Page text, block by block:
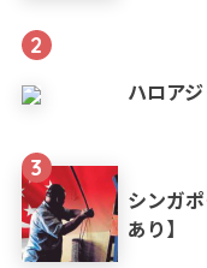
2
ハロア
3
シンガ
あり】